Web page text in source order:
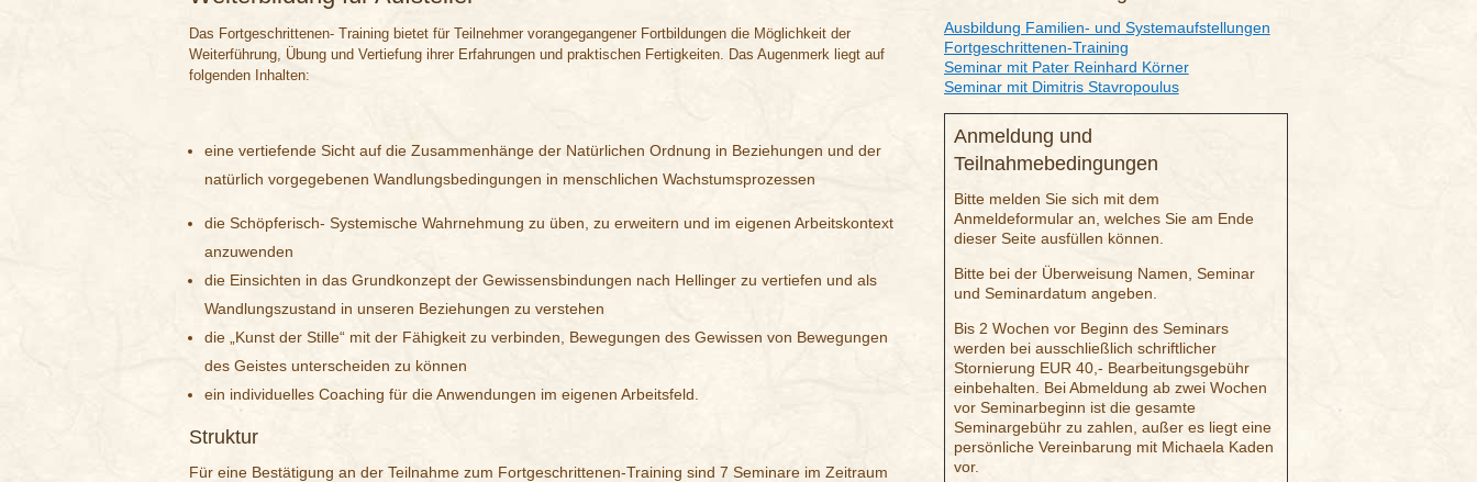
Das Fortgeschrittenen- Training bietet für Teilnehmer vorangegangener Fortbildungen die Möglichkeit der
Weiterführung, Übung und Vertiefung ihrer Erfahrungen und praktischen Fertigkeiten. Das Augenmerk liegt auf
folgenden Inhalten:
eine vertiefende Sicht auf die Zusammenhänge der Natürlichen Ordnung in Beziehungen und der
natürlich vorgegebenen Wandlungsbedingungen in menschlichen Wachstumsprozessen
die Schöpferisch- Systemische Wahrnehmung zu üben, zu erweitern und im eigenen Arbeitskontext
anzuwenden
die Einsichten in das Grundkonzept der Gewissensbindungen nach Hellinger zu vertiefen und als
Wandlungszustand in unseren Beziehungen zu verstehen
die „Kunst der Stille“ mit der Fähigkeit zu verbinden, Bewegungen des Gewissen von Bewegungen
des Geistes unterscheiden zu können
ein individuelles Coaching für die Anwendungen im eigenen Arbeitsfeld.
Struktur
Für eine Bestätigung an der Teilnahme zum Fortgeschrittenen-Training sind 7 Seminare im Zeitraum
Ausbildung Familien- und Systemaufstellungen
Fortgeschrittenen-Training
Seminar mit Pater Reinhard Körner
Seminar mit Dimitris Stavropoulus
Anmeldung und
Teilnahmebedingungen
Bitte melden Sie sich mit dem
Anmeldeformular an, welches Sie am Ende
dieser Seite ausfüllen können.
Bitte bei der Überweisung Namen, Seminar
und Seminardatum angeben.
Bis 2 Wochen vor Beginn des Seminars
werden bei ausschließlich schriftlicher
Stornierung EUR 40,- Bearbeitungsgebühr
einbehalten. Bei Abmeldung ab zwei Wochen
vor Seminarbeginn ist die gesamte
Seminargebühr zu zahlen, außer es liegt eine
persönliche Vereinbarung mit Michaela Kaden
vor.